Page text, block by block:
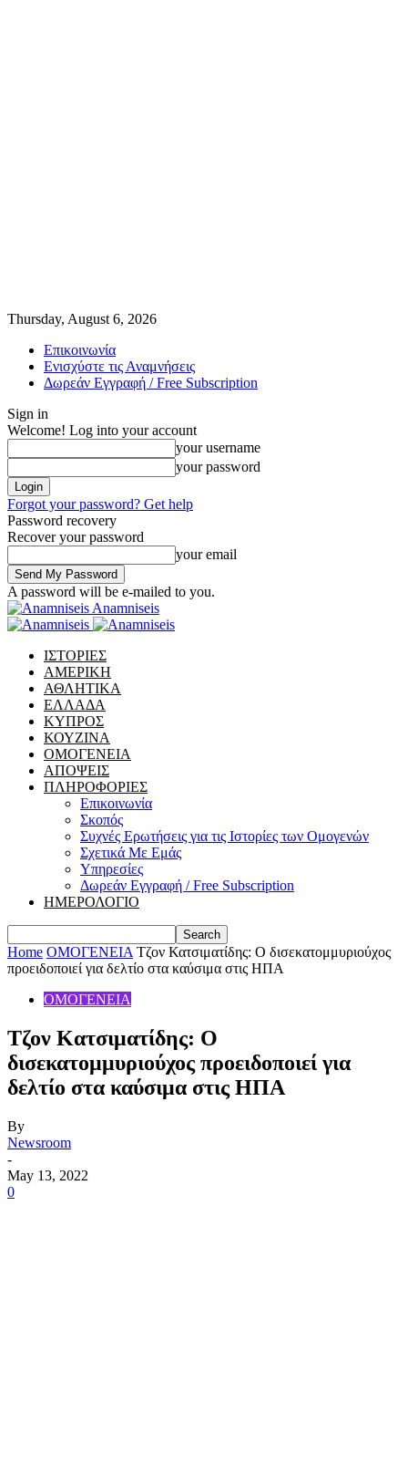
Thursday, August 6, 2026
Επικοινωνία
Ενισχύστε τις Αναμνήσεις
Δωρεάν Εγγραφή / Free Subscription
Sign in
Welcome! Log into your account
your username
your password
Forgot your password? Get help
Password recovery
Recover your password
your email
A password will be e-mailed to you.
Anamniseis
ΙΣΤΟΡΙΕΣ
ΑΜΕΡΙΚΗ
ΑΘΛΗΤΙΚΑ
ΕΛΛΑΔΑ
ΚΥΠΡΟΣ
ΚΟΥΖΙΝΑ
ΟΜΟΓΕΝΕΙΑ
ΑΠΟΨΕΙΣ
ΠΛΗΡΟΦΟΡΙΕΣ
Επικοινωνία
Σκοπός
Συχνές Ερωτήσεις για τις Ιστορίες των Ομογενών
Σχετικά Με Εμάς
Υπηρεσίες
Δωρεάν Εγγραφή / Free Subscription
ΗΜΕΡΟΛΟΓΙΟ
Home ΟΜΟΓΕΝΕΙΑ Τζον Κατσιματίδης: O δισεκατομμυριούχος
προειδοποιεί για δελτίο στα καύσιμα στις ΗΠΑ
ΟΜΟΓΕΝΕΙΑ
Τζον Κατσιματίδης: O
δισεκατομμυριούχος προειδοποιεί για
δελτίο στα καύσιμα στις ΗΠΑ
By
Newsroom
-
May 13, 2022
0